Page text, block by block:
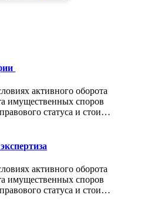
активного оборота
имущественных споров
статуса и стои…
активного оборота
имущественных споров
статуса и стои…